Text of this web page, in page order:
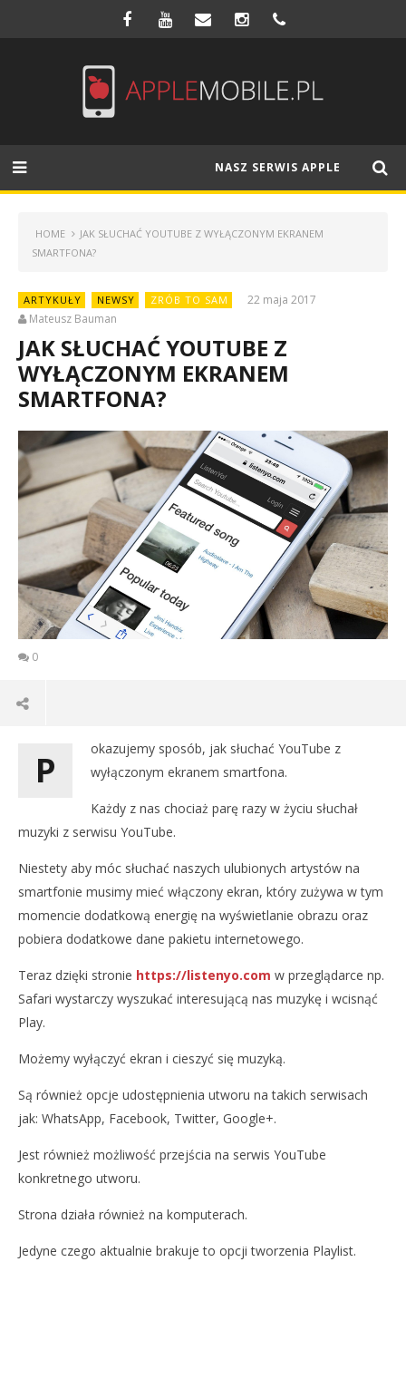
NASZ SERWIS APPLE
HOME
JAK SŁUCHAĆ YOUTUBE Z WYŁĄCZONYM EKRANEM
SMARTFONA?
ARTYKUŁY NEWSY ZRÓB TO SAM
22 maja 2017
Mateusz Bauman
JAK SŁUCHAĆ YOUTUBE Z
WYŁĄCZONYM EKRANEM
SMARTFONA?
0
P
okazujemy sposób, jak słuchać YouTube z
wyłączonym ekranem smartfona.
Każdy z nas chociaż parę razy w życiu słuchał
muzyki z serwisu YouTube.
Niestety aby móc słuchać naszych ulubionych artystów na
smartfonie musimy mieć włączony ekran, który zużywa w tym
momencie dodatkową energię na wyświetlanie obrazu oraz
pobiera dodatkowe dane pakietu internetowego.
Teraz dzięki stronie https://listenyo.com w przeglądarce np.
Safari wystarczy wyszukać interesującą nas muzykę i wcisnąć
Play.
Możemy wyłączyć ekran i cieszyć się muzyką.
Są również opcje udostępnienia utworu na takich serwisach
jak: WhatsApp, Facebook, Twitter, Google+.
Jest również możliwość przejścia na serwis YouTube
konkretnego utworu.
Strona działa również na komputerach.
Jedyne czego aktualnie brakuje to opcji tworzenia Playlist.